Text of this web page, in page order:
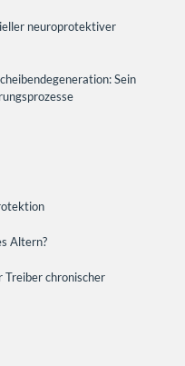
neuroprotektiver
Sein
Altern?
Treiber chronischer